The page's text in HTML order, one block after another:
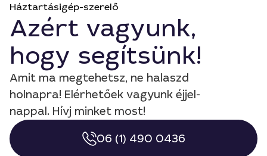
Háztartásigép-szerelő
Azért vagyunk,
hogy segítsünk!
Amit ma megtehetsz, ne halaszd
holnapra! Elérhetőek vagyunk éjjel-
nappal. Hívj minket most!
06 (1) 490 0436